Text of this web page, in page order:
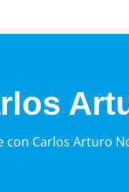
con Carlos Arturo